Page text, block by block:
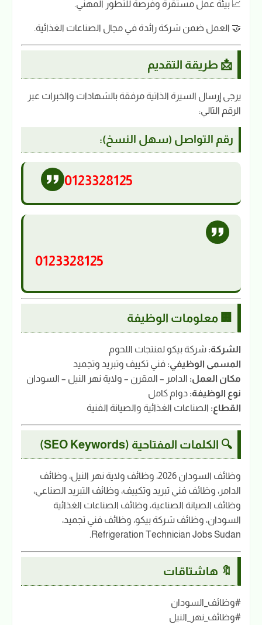
📈 بيئة عمل مستقرة وفرصة للتطور المهني.
🤝 العمل ضمن شركة رائدة في مجال الصناعات الغذائية.
📩 طريقة التقديم
يرجى إرسال السيرة الذاتية مرفقة بالشهادات والخبرات عبر
الرقم التالي:
رقم التواصل (سهل النسخ):
0123328125
0123328125
🏢 معلومات الوظيفة
الشركة: شركة بيكو لمنتجات اللحوم
المسمى الوظيفي: فني تكييف وتبريد وتجميد
مكان العمل: الدامر – المقرن – ولاية نهر النيل – السودان
نوع الوظيفة: دوام كامل
القطاع: الصناعات الغذائية والصيانة الفنية
🔍 الكلمات المفتاحية (SEO Keywords)
وظائف السودان 2026، وظائف ولاية نهر النيل، وظائف
الدامر، وظائف فني تبريد وتكييف، وظائف التبريد الصناعي،
وظائف الصيانة الصناعية، وظائف الصناعات الغذائية
السودان، وظائف شركة بيكو، وظائف فني تجميد،
Refrigeration Technician Jobs Sudan.
🔖 هاشتاقات
#وظائف_السودان
#وظائف_نهر_النيل